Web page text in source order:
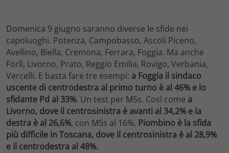
Domenica 9 giugno saranno diverse le sfide nei
capoluoghi. Potenza, Campobasso, Ascoli Piceno,
Avellino, Biella, Cremona, Ferrara, Foggia. Ma anche
Forlì, Livorno, Prato, Reggio Emilia, Rovigo, Verbania,
Vercelli. E basta fare tre esempi: a Foggia il sindaco
uscente di centrodestra al primo turno è al 46% e lo
sfidante Pd al 33%. Un test per M5s. Così come a
Livorno, dove il centrosinistra è avanti al 34,2% e la
destra è al 26,6%, con M5s al 16%. Piombino è la sfida
più difficile in Toscana, dove il centrosinistra è al 28,9%
e il centrodestra al 48%.